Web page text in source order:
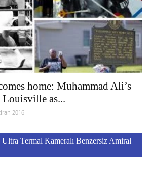
home: Muhammad Ali’s
as...
2016
Termal Kameralı Benzersiz Amiral